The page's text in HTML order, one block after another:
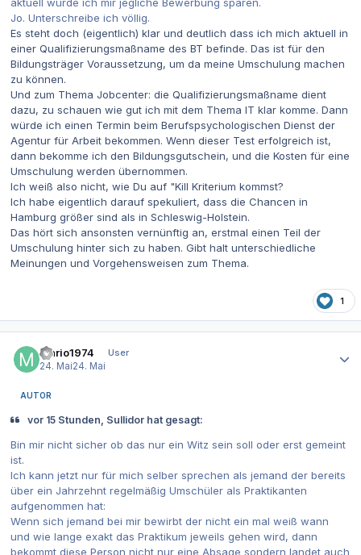
aktuell würde ich mir jegliche Bewerbung sparen.
Jo. Unterschreibe ich völlig.
Es steht doch (eigentlich) klar und deutlich dass ich mich aktuell in
einer Qualifizierungsmaßname des BT befinde. Das ist für den
Bildungsträger Voraussetzung, um da meine Umschulung machen
zu können.
Und zum Thema Jobcenter: die Qualifizierungsmaßname dient
dazu, zu schauen wie gut ich mit dem Thema IT klar komme. Dann
würde ich einen Termin beim Berufspsychologischen Dienst der
Agentur für Arbeit bekommen. Wenn dieser Test erfolgreich ist,
dann bekomme ich den Bildungsgutschein, und die Kosten für eine
Umschulung werden übernommen.
Ich weiß also nicht, wie Du auf "Kill Kriterium kommst?
Ich habe eigentlich darauf spekuliert, dass die Chancen in
Hamburg größer sind als in Schleswig-Holstein.
Das hört sich ansonsten vernünftig an, erstmal einen Teil der
Umschulung hinter sich zu haben. Gibt halt unterschiedliche
Meinungen und Vorgehensweisen zum Thema.
1
Mario1974
User
24. Mai24. Mai
AUTOR
vor 15 Stunden, Sullidor hat gesagt:
Bin mir nicht sicher ob das nur ein Witz sein soll oder erst gemeint
ist.
Ich kann jetzt nur für mich selber sprechen als jemand der bereits
über ein Jahrzehnt regelmäßig Umschüler als Praktikanten
aufgenommen hat:
Wenn sich jemand bei mir bewirbt der nicht ein mal weiß wann
und wie lange exakt das Praktikum jeweils gehen wird, dann
bekommt diese Person nicht nur eine Absage sondern landet auch